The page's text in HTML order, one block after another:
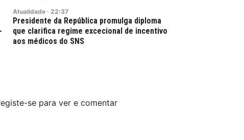
Atualidade · 22:37
Presidente da República promulga diploma
que clarifica regime excecional de incentivo
aos médicos do SNS
se para ver e comentar